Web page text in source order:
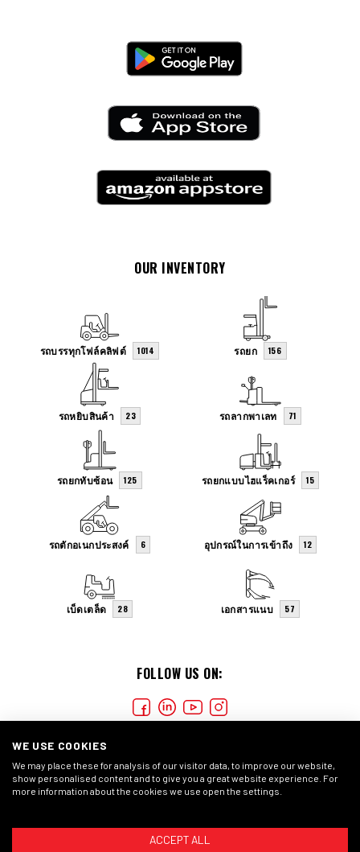
FOLLOW US ON:
OUR INVENTORY
รถบรรทุกโฟล์คลิฟต์ 1014 รถยก 156
รถหยิบสินค้า 23 รถลากพาเลท 71
รถยกทับซ้อน 125 รถยกแบบไฮแร็คเกอร์ 15
รถตักอเนกประสงค์ 6 อุปกรณ์ในการเข้าถึง 12
เบ็ดเตล็ด 28 เอกสารแนบ 57
COOKIES PRIVACY STATEMENT GENERAL CONDITIONS
WE USE COOKIES
We may place these for analysis of our visitor data, to improve our website,
show personalised content and to give you a great website experience. For
more information about the cookies we use open the settings.
ACCEPT ALL